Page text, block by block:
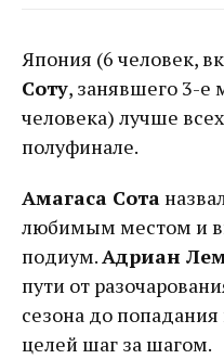
Япония (6 человек,
Соту, занявшего 3-е
человека) лучше
полуфинале.
Амагаса Сота
любимым местом и
подиум.Адриан
пути от
сезона до попадания
целей шаг за шагом.